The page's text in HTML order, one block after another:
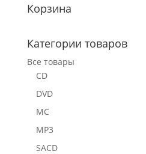
Корзина
Категории товаров
Все товары
CD
DVD
MC
MP3
SACD